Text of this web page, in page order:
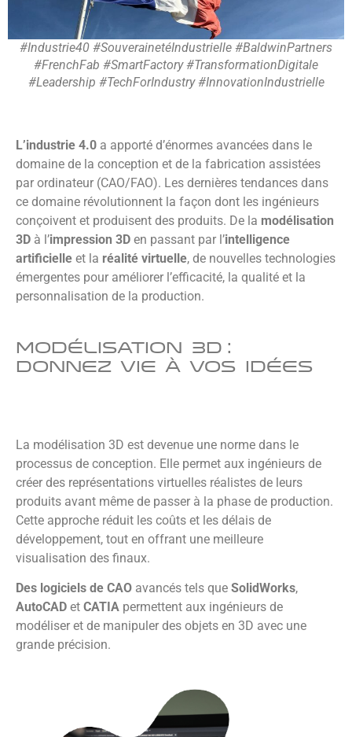
#Industrie40 #SouverainetéIndustrielle #BaldwinPartners
#FrenchFab #SmartFactory #TransformationDigitale
#Leadership #TechForIndustry #InnovationIndustrielle
L’industrie 4.0 a apporté d’énormes avancées dans le
domaine de la conception et de la fabrication assistées
par ordinateur (CAO/FAO). Les dernières tendances dans
ce domaine révolutionnent la façon dont les ingénieurs
conçoivent et produisent des produits. De la modélisation
3D à l’impression 3D en passant par l’intelligence
artificielle et la réalité virtuelle, de nouvelles technologies
émergentes pour améliorer l’efficacité, la qualité et la
personnalisation de la production.
Modélisation 3D :
Donnez vie à vos idées
La modélisation 3D est devenue une norme dans le
processus de conception. Elle permet aux ingénieurs de
créer des représentations virtuelles réalistes de leurs
produits avant même de passer à la phase de production.
Cette approche réduit les coûts et les délais de
développement, tout en offrant une meilleure
visualisation des finaux.
Des logiciels de CAO avancés tels que SolidWorks,
AutoCAD et CATIA permettent aux ingénieurs de
modéliser et de manipuler des objets en 3D avec une
grande précision.